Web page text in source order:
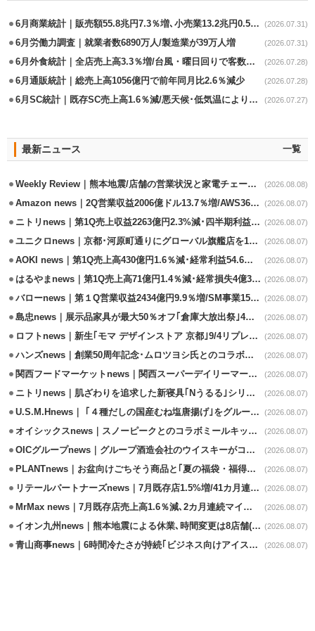
6月商業統計｜販売額55.8兆円7.3％増､小売業13.2兆円0.5％増 (2026.07.31)
6月労働力調査｜就業者数6890万人/製造業が39万人増 (2026.07.31)
6月外食統計｜全店売上高3.3％増/台風・曜日回りで客数失速も単価上昇が下支え (2026.07.28)
6月通販統計｜総売上高1056億円で前年同月比2.6％減少 (2026.07.28)
6月SC統計｜既存SC売上高1.6％減/悪天候･低気温により夏物不振 (2026.07.27)
最新ニュース 一覧
Weekly Review｜熊本地震/店舗の営業状況と家電チェーンの支援策 (2026.08.08)
Amazon news｜2Q営業収益2006億ドル13.7％増/AWS36.8％％増が貢献 (2026.08.07)
ニトリnews｜第1Q売上収益2263億円2.3%減･四半期利益1.4％減 (2026.08.07)
ユニクロnews｜京都･河原町通りにグローバル旗艦店を11/6開設 (2026.08.07)
AOKI news｜第1Q売上高430億円1.6％減･経常利益54.6％減 (2026.08.07)
はるやまnews｜第1Q売上高71億円1.4％減･経常損失4億3800万円 (2026.08.07)
バローnews｜第１Q営業収益2434億円9.9％増/SM事業15.5％増と絶好調 (2026.08.07)
島忠news｜展示品家具が最大50％オフ｢倉庫大放出祭｣4店舗限定で開催 (2026.08.07)
ロフトnews｜新生｢モマ デザインストア 京都｣9/4リプレイスオープン (2026.08.07)
ハンズnews｜創業50周年記念･ムロツヨシ氏とのコラボ企画｢ムロハンズ｣開催 (2026.08.07)
関西フードマーケットnews｜関西スーパーデイリーマート蒲生店8/7改装 (2026.08.07)
ニトリnews｜肌ざわりを追求した新寝具｢Nうるる｣シリーズを発売 (2026.08.07)
U.S.M.Hnews｜ ｢４種だしの国産むね塩唐揚げ｣をグループ610店で共同販促 (2026.08.07)
オイシックスnews｜スノーピークとのコラボミールキット8/13発売 (2026.08.07)
OICグループnews｜グループ酒造会社のウイスキーがコンペティション受賞 (2026.08.07)
PLANTnews｜お盆向けごちそう商品と｢夏の福袋・福得カート｣8/8から開催 (2026.08.07)
リテールパートナーズnews｜7月既存店1.5%増/41カ月連続増 (2026.08.07)
MrMax news｜7月既存店売上高1.6％減､2カ月連続マイナス (2026.08.07)
イオン九州news｜熊本地震による休業､時間変更は8店舗(8/7時点) (2026.08.07)
青山商事news｜6時間冷たさが持続｢ビジネス向けアイスベスト｣発売 (2026.08.07)